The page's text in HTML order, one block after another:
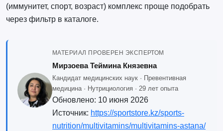
(иммунитет, спорт, возраст) комплекс проще подобрать
через фильтр в каталоге.
МАТЕРИАЛ ПРОВЕРЕН ЭКСПЕРТОМ
Мирзоева Теймина Князевна
Кандидат медицинских наук · Превентивная
медицина · Нутрициология · 29 лет опыта
Обновлено: 10 июня 2026
Источник: https://sportstore.kz/sports-
nutrition/multivitamins/multivitamins-astana/